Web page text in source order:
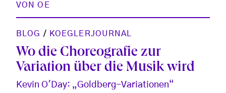
VONOE
BLOG / KOEGLERJOURNAL
Wo die Choreografie zur
Variation über die Musik wird
Kevin O'Day: „Goldberg-Variationen“